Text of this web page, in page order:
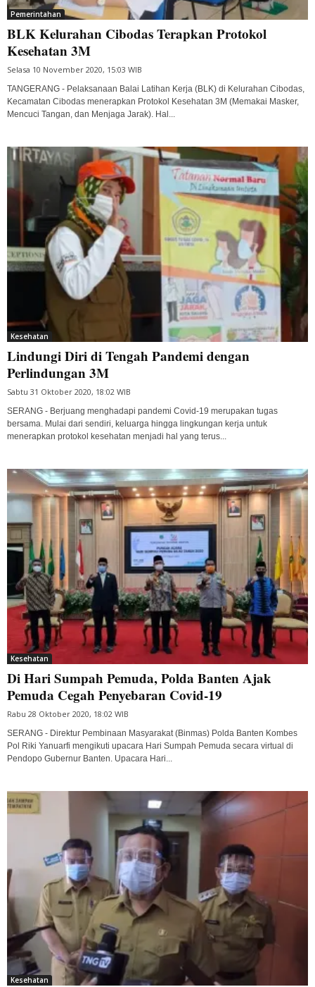
Pemerintahan
BLK Kelurahan Cibodas Terapkan Protokol
Kesehatan 3M
Selasa 10 November 2020, 15:03 WIB
TANGERANG - Pelaksanaan Balai Latihan Kerja (BLK) di Kelurahan Cibodas,
Kecamatan Cibodas menerapkan Protokol Kesehatan 3M (Memakai Masker,
Mencuci Tangan, dan Menjaga Jarak). Hal...
Kesehatan
Lindungi Diri di Tengah Pandemi dengan
Perlindungan 3M
Sabtu 31 Oktober 2020, 18:02 WIB
SERANG - Berjuang menghadapi pandemi Covid-19 merupakan tugas
bersama. Mulai dari sendiri, keluarga hingga lingkungan kerja untuk
menerapkan protokol kesehatan menjadi hal yang terus...
Kesehatan
Di Hari Sumpah Pemuda, Polda Banten Ajak
Pemuda Cegah Penyebaran Covid-19
Rabu 28 Oktober 2020, 18:02 WIB
SERANG - Direktur Pembinaan Masyarakat (Binmas) Polda Banten Kombes
Pol Riki Yanuarfi mengikuti upacara Hari Sumpah Pemuda secara virtual di
Pendopo Gubernur Banten. Upacara Hari...
Kesehatan